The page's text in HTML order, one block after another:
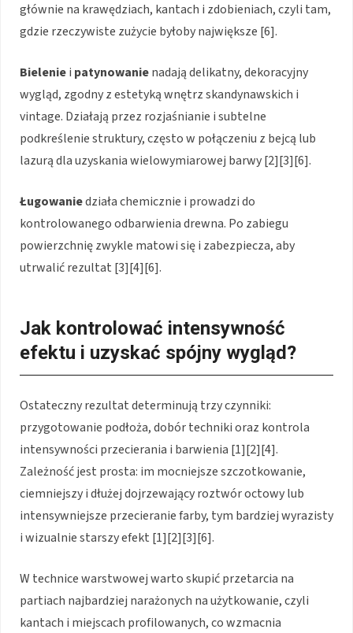
głównie na krawędziach, kantach i zdobieniach, czyli tam,
gdzie rzeczywiste zużycie byłoby największe [6].
Bieleniei patynowanienadają delikatny, dekoracyjny
wygląd, zgodny z estetyką wnętrz skandynawskich i
vintage. Działają przez rozjaśnianie i subtelne
podkreślenie struktury, często w połączeniu z bejcą lub
lazurą dla uzyskania wielowymiarowej barwy [2][3][6].
Ługowaniedziała chemicznie i prowadzi do
kontrolowanego odbarwienia drewna. Po zabiegu
powierzchnię zwykle matowi się i zabezpiecza, aby
utrwalić rezultat [3][4][6].
Jak kontrolować intensywność
efektu i uzyskać spójny wygląd?
Ostateczny rezultat determinują trzy czynniki:
przygotowanie podłoża, dobór techniki oraz kontrola
intensywności przecierania i barwienia [1][2][4].
Zależność jest prosta: im mocniejsze szczotkowanie,
ciemniejszy i dłużej dojrzewający roztwór octowy lub
intensywniejsze przecieranie farby, tym bardziej wyrazisty
i wizualnie starszy efekt [1][2][3][6].
W technice warstwowej warto skupić przetarcia na
partiach najbardziej narażonych na użytkowanie, czyli
kantach i miejscach profilowanych, co wzmacnia